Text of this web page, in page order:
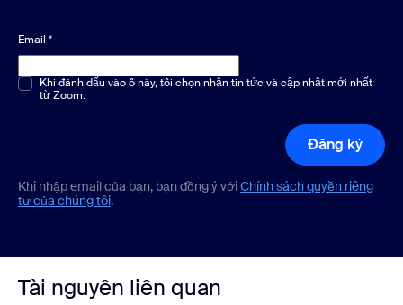
Email *
Chọn một hoặc nhiều phương án*
Khi đánh dấu vào ô này, tôi chọn nhận tin tức và cập nhật mới nhất
từ Zoom.
Đăng ký
Khi nhập email của bạn, bạn đồng ý vớiChính sách quyền riêng
tư của chúng tôi.
Tài nguyên liên quan